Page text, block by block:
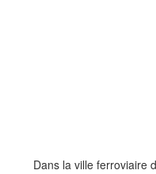
Dans la ville ferroviaire